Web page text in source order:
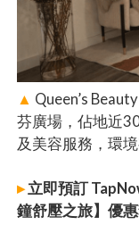
▲ Queen’s
芬廣場，佔地近
及美容服務，環境
▸立即預訂
鐘舒壓之旅】優